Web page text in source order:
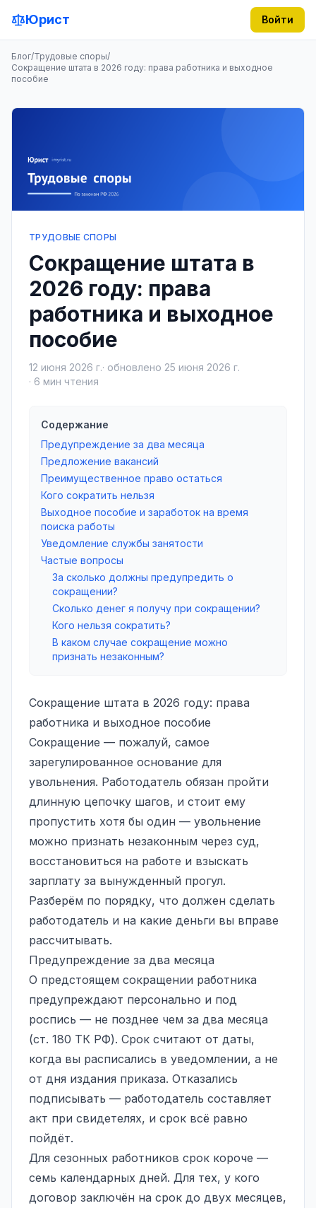
Юрист Войти
Блог/Трудовые споры/
Сокращение штата в 2026 году: права работника и выходное
пособие
ТРУДОВЫЕ СПОРЫ
Сокращение штата в
2026 году: права
работника и выходное
пособие
12 июня 2026 г.· обновлено 25 июня 2026 г.
· 6 мин чтения
Содержание
Предупреждение за два месяца
Предложение вакансий
Преимущественное право остаться
Кого сократить нельзя
Выходное пособие и заработок на время
поиска работы
Уведомление службы занятости
Частые вопросы
За сколько должны предупредить о
сокращении?
Сколько денег я получу при сокращении?
Кого нельзя сократить?
В каком случае сокращение можно
признать незаконным?
Сокращение штата в 2026 году: права
работника и выходное пособие
Сокращение — пожалуй, самое
зарегулированное основание для
увольнения. Работодатель обязан пройти
длинную цепочку шагов, и стоит ему
пропустить хотя бы один — увольнение
можно признать незаконным через суд,
восстановиться на работе и взыскать
зарплату за вынужденный прогул.
Разберём по порядку, что должен сделать
работодатель и на какие деньги вы вправе
рассчитывать.
Предупреждение за два месяца
О предстоящем сокращении работника
предупреждают персонально и под
роспись — не позднее чем за два месяца
(ст. 180 ТК РФ). Срок считают от даты,
когда вы расписались в уведомлении, а не
от дня издания приказа. Отказались
подписывать — работодатель составляет
акт при свидетелях, и срок всё равно
пойдёт.
Для сезонных работников срок короче —
семь календарных дней. Для тех, у кого
договор заключён на срок до двух месяцев,